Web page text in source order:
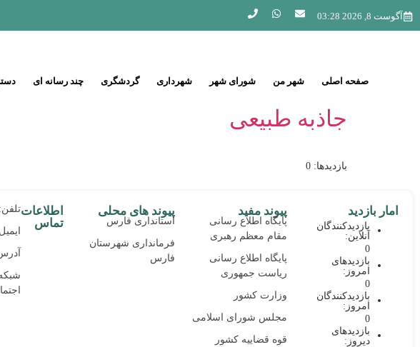
آگوست 8, 2026 03:28
صفحه اصلی شهر من شورای شهر شهرداری گردشگری چند رسانه ای
جاذبه طبیعی
بازدیدها: 0
امار بازدید
بازدیدکنندگان
آنلاین:
0
بازدیدهای
امروز:
0
بازدیدکنندگان
امروز:
0
بازدیدهای
دیروز:
پیوند مفید
پایگاه اطلاع رسانی
مقام معظم رهبری
پایگاه اطلاع رسانی
ریاست جمهوری
وزارت کشور
مجلس شورای اسلامی
قوه قضاییه کشور
پیوند های محلی
استانداری فارس
فرمانداری شهرستان
فارس
اطلاعات
تماس
تلفن: